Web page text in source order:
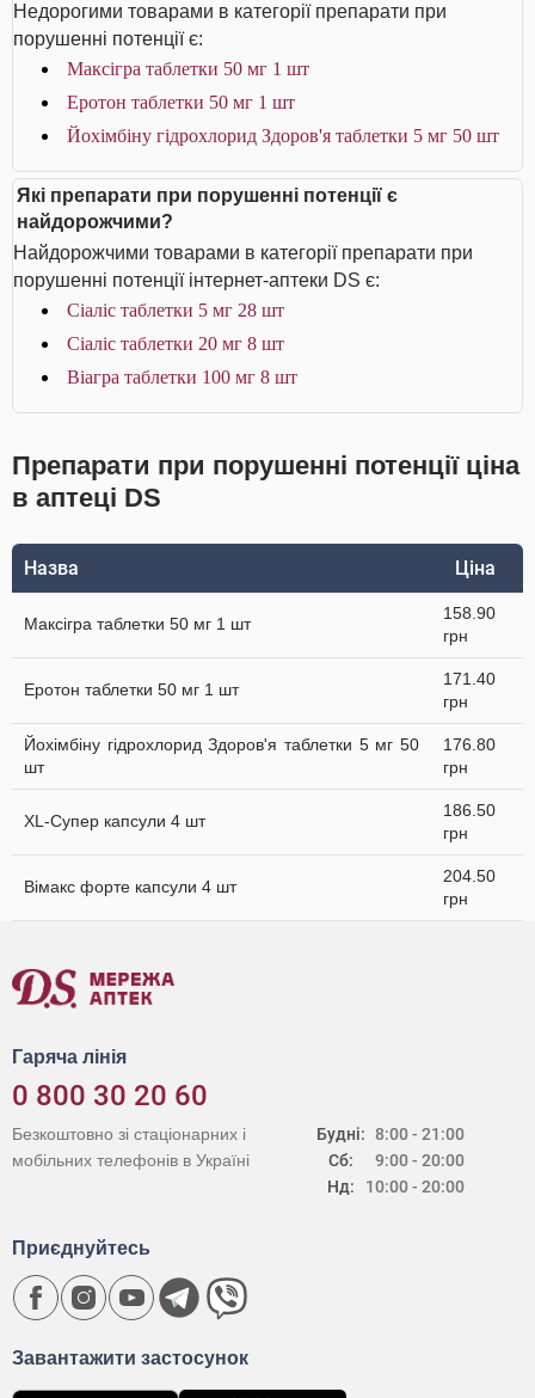
Недорогими товарами в категорії препарати при
порушенні потенції є:
Максігра таблетки 50 мг 1 шт
Еротон таблетки 50 мг 1 шт
Йохімбіну гідрохлорид Здоров'я таблетки 5 мг 50 шт
Які препарати при порушенні потенції є
найдорожчими?
Найдорожчими товарами в категорії препарати при
порушенні потенції інтернет-аптеки DS є:
Сіаліс таблетки 5 мг 28 шт
Сіаліс таблетки 20 мг 8 шт
Віагра таблетки 100 мг 8 шт
Препарати при порушенні потенції ціна
в аптеці DS
Назва Ціна
Максігра таблетки 50 мг 1 шт
158.90
грн
Еротон таблетки 50 мг 1 шт
171.40
грн
Йохімбіну гідрохлорид Здоров'я таблетки 5 мг 50
шт
176.80
грн
XL-Супер капсули 4 шт
186.50
грн
Вімакс форте капсули 4 шт
204.50
грн
Гаряча лінія
0 800 30 20 60
Будні:
Сб:
Нд:
8:00 - 21:00
9:00 - 20:00
10:00 - 20:00
Безкоштовно зі стаціонарних і
мобільних телефонів в Україні
Завантажити застосунок
Приєднуйтесь